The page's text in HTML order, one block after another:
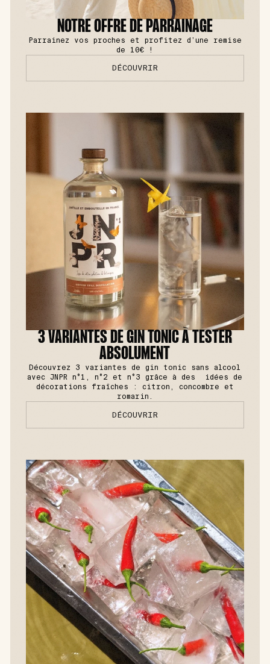
NOTRE OFFRE DE PARRAINAGE
Parrainez vos proches et profitez d’une remise
de 10€ !
DÉCOUVRIR
3 VARIANTES DE GIN TONIC À TESTER
ABSOLUMENT
Découvrez 3 variantes de gin tonic sans alcool
avec JNPR n°1, n°2 et n°3 grâce à des idées de
décorations fraîches : citron, concombre et
romarin.
DÉCOUVRIR